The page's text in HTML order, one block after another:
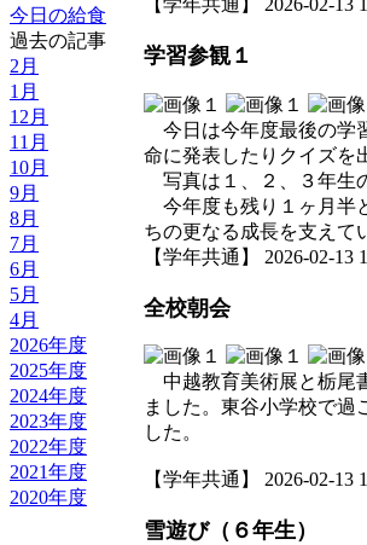
今日の給食
過去の記事
2月
1月
12月
11月
10月
9月
8月
7月
6月
5月
4月
2026年度
2025年度
2024年度
2023年度
2022年度
2021年度
2020年度
【学年共通】 2026-02-13
学習参観１
今日は今年度最後の学
命に発表したりクイズを
写真は１、２、３年生
今年度も残り１ヶ月半
ちの更なる成長を支えて
【学年共通】 2026-02-13
全校朝会
中越教育美術展と栃尾
ました。東谷小学校で過
した。
【学年共通】 2026-02-13
雪遊び（６年生）